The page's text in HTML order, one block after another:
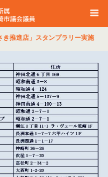
推進店」スタンプラリー実施